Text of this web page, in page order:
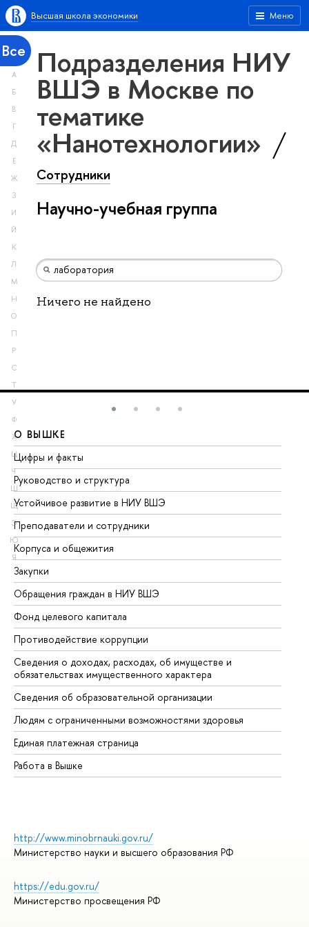
Меню
Высшая школа экономики
Все
А
Б
В
Г
Д
Е
Ж
З
И
Й
К
Л
М
Н
О
П
Р
С
Т
У
Ф
Х
Ц
Ч
Ш
Щ
Э
Ю
Я
Подразделения НИУ
ВШЭ в Москве по
тематике
«Нанотехнологии»
Сотрудники
Научно-учебная группа
Ничего не найдено
О ВЫШКЕ
Цифры и факты
Руководство и структура
Устойчивое развитие в НИУ ВШЭ
Преподаватели и сотрудники
Корпуса и общежития
Закупки
Обращения граждан в НИУ ВШЭ
Фонд целевого капитала
Противодействие коррупции
Сведения о доходах, расходах, об имуществе и
обязательствах имущественного характера
Сведения об образовательной организации
Людям с ограниченными возможностями здоровья
Единая платежная страница
Работа в Вышке
http://www.minobrnauki.gov.ru/
Министерство науки и высшего образования РФ
https://edu.gov.ru/
Министерство просвещения РФ